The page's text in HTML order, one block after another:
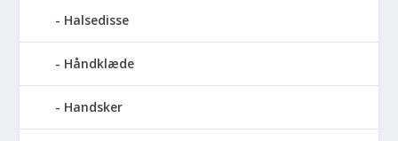
Halsedisse
Håndklæde
Handsker